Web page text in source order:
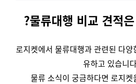
?물류대행 비교 견적
로지켓에서 물류대행과 관련된 다
유하고 있습니
물류 소식이 궁금하다면 로지켓